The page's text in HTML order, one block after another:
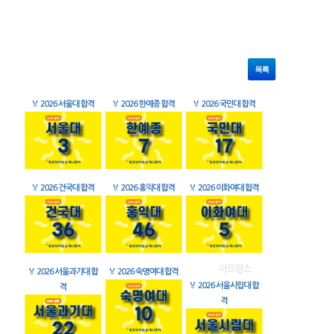
목록
🏅 2026 서울대 합격 🏅 2026 한예종 합격 🏅 2026 국민대 합격
🏅 2026 건국대 합격 🏅 2026 홍익대 합격 🏅 2026 이화여대 합격
🏅 2026 서울과기대 합
격
🏅 2026 숙명여대 합격
🏅 2026 서울시립대 합
격